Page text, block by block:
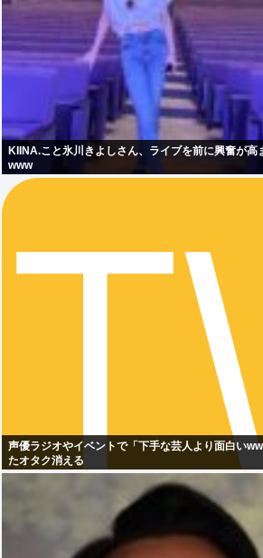
KIINA.こと氷川きよしさん、ライブを前に興奮が高
www
声優ラジオやイベントで「下手な芸人より面白い
たオタク消える